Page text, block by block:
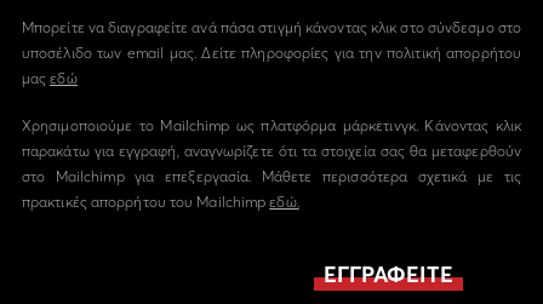
Μπορείτε να διαγραφείτε ανά πάσα στιγμή κάνοντας κλικ στο σύνδεσμο στο
υποσέλιδο των email μας. Δείτε πληροφορίες για την πολιτική απορρήτου
μαςεδώ
Χρησιμοποιούμε το Mailchimp ως πλατφόρμα μάρκετινγκ. Κάνοντας κλικ
παρακάτω για εγγραφή, αναγνωρίζετε ότι τα στοιχεία σας θα μεταφερθούν
στο Mailchimp για επεξεργασία. Μάθετε περισσότερα σχετικά με τις
πρακτικές απορρήτου του Mailchimpεδώ.